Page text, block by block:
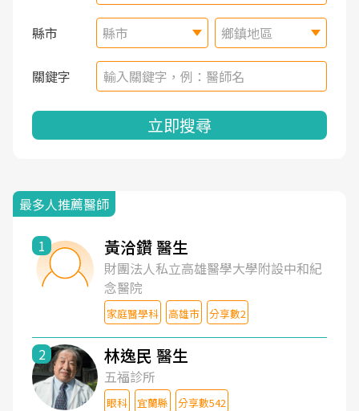
縣市 縣市 鄉鎮地區
關鍵字
立即搜尋
最多人推薦醫師
1 黃洽鑽 醫生
財團法人私立高雄醫學大學附設中和紀
念醫院
家庭醫學科 高雄市 分享數2
2 林逸民 醫生
五福診所
眼科 宜蘭縣 分享數542